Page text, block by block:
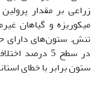
زراعی بر مقدار
میکوریزه و گیاهان
تنش. ستون‌های دارای
در سطح 5
ستون برابر با خطای